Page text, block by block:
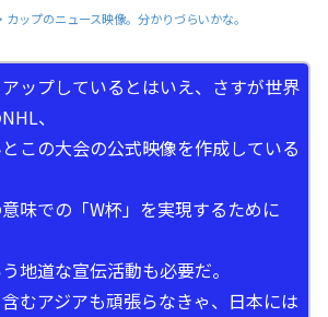
ップのニュース映像。分かりづらいかな。
ップしているとはいえ、さすが世界
、
この大会の公式映像を作成している
味での「W杯」を実現するために
地道な宣伝活動も必要だ。
むアジアも頑張らなきゃ、日本には